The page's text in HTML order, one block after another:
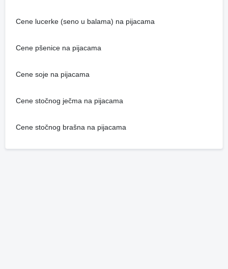
Cene lucerke (seno u balama) na pijacama
Cene pšenice na pijacama
Cene soje na pijacama
Cene stočnog ječma na pijacama
Cene stočnog brašna na pijacama